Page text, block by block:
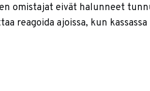
omistajat eivät halunneet
reagoida ajoissa, kun